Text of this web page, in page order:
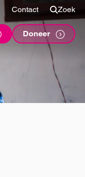
Contact Zoek
Doneer